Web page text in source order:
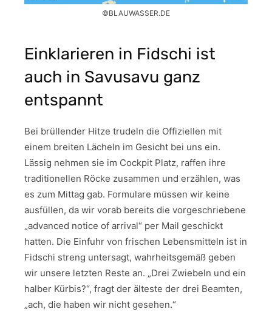
©BLAUWASSER.DE
Einklarieren in Fidschi ist
auch in Savusavu ganz
entspannt
Bei brüllender Hitze trudeln die Offiziellen mit
einem breiten Lächeln im Gesicht bei uns ein.
Lässig nehmen sie im Cockpit Platz, raffen ihre
traditionellen Röcke zusammen und erzählen, was
es zum Mittag gab. Formulare müssen wir keine
ausfüllen, da wir vorab bereits die vorgeschriebene
„advanced notice of arrival“ per Mail geschickt
hatten. Die Einfuhr von frischen Lebensmitteln ist in
Fidschi streng untersagt, wahrheitsgemäß geben
wir unsere letzten Reste an. „Drei Zwiebeln und ein
halber Kürbis?“, fragt der älteste der drei Beamten,
„ach, die haben wir nicht gesehen.“